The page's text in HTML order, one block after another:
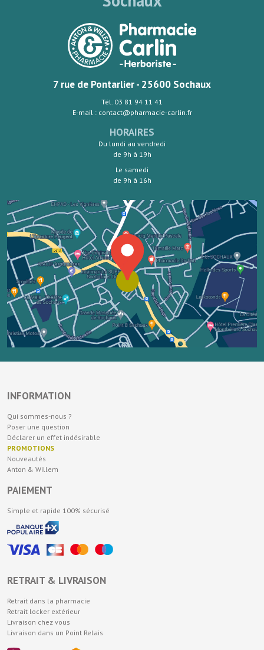
7 rue de Pontarlier - 25600 Sochaux
Tél. 03 81 94 11 41
E-mail : contact@pharmacie-carlin.fr
HORAIRES
Du lundi au vendredi
de 9h à 19h
Le samedi
de 9h à 16h
INFORMATION
Qui sommes-nous ?
Poser une question
Déclarer un effet indésirable
PROMOTIONS
Nouveautés
Anton & Willem
PAIEMENT
Simple et rapide 100% sécurisé
RETRAIT & LIVRAISON
Retrait dans la pharmacie
Retrait locker extérieur
Livraison chez vous
Livraison dans un Point Relais